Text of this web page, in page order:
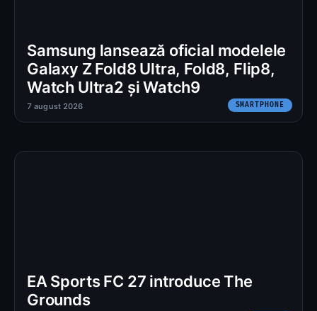
Samsung lansează oficial modelele
Galaxy Z Fold8 Ultra, Fold8, Flip8,
Watch Ultra2 și Watch9
SMARTPHONE
7 august 2026
EA Sports FC 27 introduce The
Grounds